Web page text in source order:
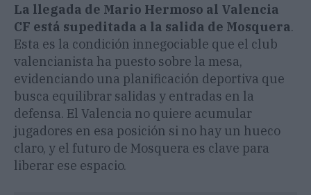
La llegada de Mario Hermoso al Valencia
CF está supeditada a la salida de Mosquera.
Esta es la condición innegociable que el club
valencianista ha puesto sobre la mesa,
evidenciando una planificación deportiva que
busca equilibrar salidas y entradas en la
defensa. El Valencia no quiere acumular
jugadores en esa posición si no hay un hueco
claro, y el futuro de Mosquera es clave para
liberar ese espacio.